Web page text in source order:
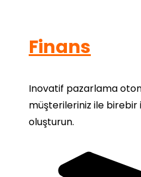
Finans
Inovatif pazarlama
müşterileriniz ile birebir
oluşturun.